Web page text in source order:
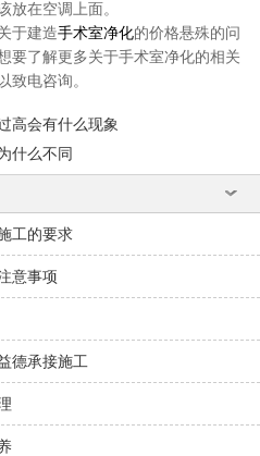
放在空调上面。
于建造手术室净化的价格悬殊的问
要了解更多关于手术室净化的相关
致电咨询。
高会有什么现象
什么不同
工的要求
意事项
德承接施工